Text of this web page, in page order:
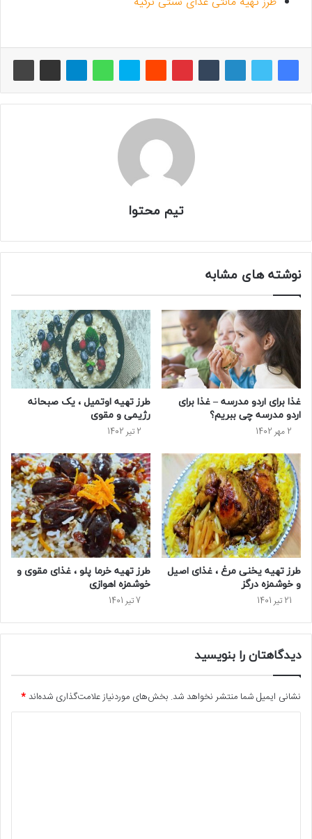
تیم محتوا
نوشته های مشابه
غذا برای اردو مدرسه – غذا برای
اردو مدرسه چی ببریم؟
2 مهر 1402
طرز تهیه اوتمیل ، یک صبحانه
رژیمی و مقوی
2 تیر 1402
طرز تهیه یخنی مرغ ، غذای اصیل
و خوشمزه درگز
21 تیر 1401
طرز تهیه خرما پلو ، غذای مقوی و
خوشمزه اهوازی
7 تیر 1401
دیدگاهتان را بنویسید
نشانی ایمیل شما منتشر نخواهد شد. بخش‌های موردنیاز علامت‌گذاری شده‌اند*